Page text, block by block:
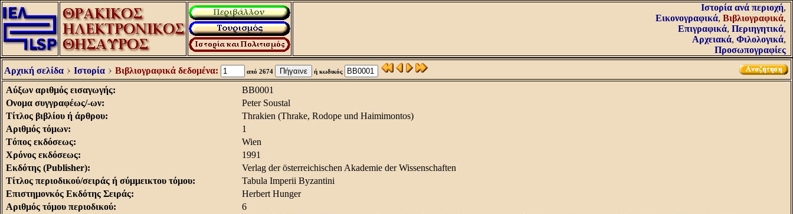
Iστορία ανά περιοχή,
Εικονογραφικά, Βιβλιογραφικά,
Επιγραφικά, Περιηγητικά,
Αρχειακά, Φιλολογικά,
Προσωπογραφίες
Αρχική σελίδα Ιστορία Βιβλιογραφικά δεδομένα: από 2674 ή κωδικός
Aύξων αριθμός εισαγωγής:
BB0001
Oνομα συγγραφέως/-ων:
Peter Soustal
Tίτλος βιβλίου ή άρθρου:
Thrakien (Thrake, Rodope und Haimimontos)
Aριθμός τόμων:
1
Tόπος εκδόσεως:
Wien
Xρόνος εκδόσεως:
1991
Eκδότης (Publisher):
Verlag der österreichischen Akademie der Wissenschaften
Tίτλος περιοδικού/σειράς ή σύμμεικτου τόμου:
Tabula Imperii Byzantini
Eπιστημονκός Εκδότης Σειράς:
Herbert Hunger
Aριθμός τόμου περιοδικού:
6